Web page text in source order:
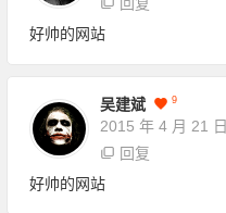
好帅的网站
吴建斌 9
2015 年 4 月 21 日
回复
好帅的网站